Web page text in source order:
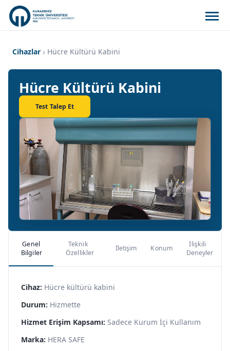
Cihazlar Hücre Kültürü Kabini
Hücre Kültürü Kabini
Test Talep Et
Genel
Bilgiler
Teknik
Özellikler
İletişim Konum
İlişkili
Deneyler
Cihaz: Hücre kültürü kabini
Durum: Hizmette
Hizmet Erişim Kapsamı: Sadece Kurum İçi Kullanım
Marka: HERA SAFE